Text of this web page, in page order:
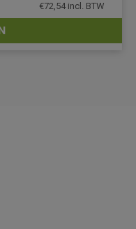
DETAILS
€72,54 incl. BTW